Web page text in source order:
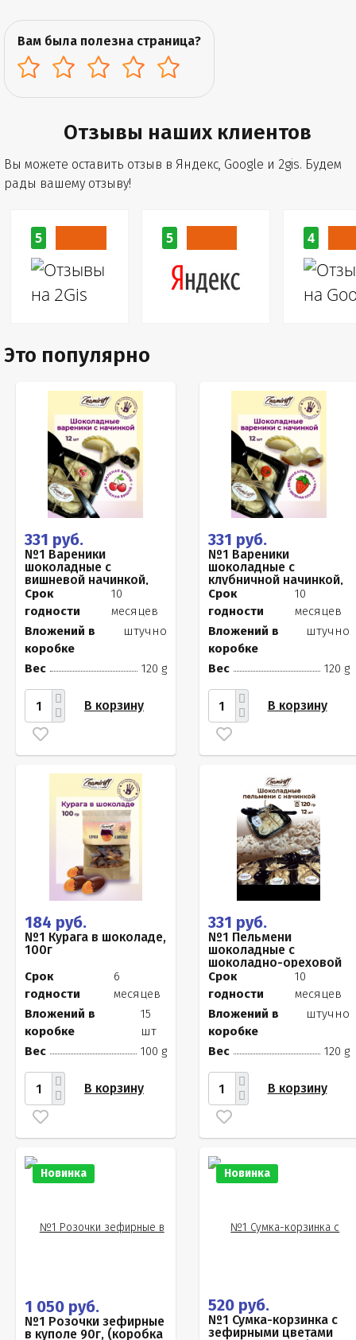
Вам была полезна страница?
Отзывы наших клиентов
Вы можете оставить отзыв в Яндекс, Google и 2gis. Будем
рады вашему отзыву!
5 5 4
Это популярно
331 руб.
№1 Вареники
шоколадные с
вишневой начинкой,
120г
Срок
годности
10
месяцев
Вложений в
коробке
штучно
Вес 120 g
В корзину
331 руб.
№1 Вареники
шоколадные с
клубничной начинкой,
120г
Срок
годности
10
месяцев
Вложений в
коробке
штучно
Вес 120 g
В корзину
184 руб.
№1 Курага в шоколаде,
100г
Срок
годности
6
месяцев
Вложений в
коробке
15
шт
Вес
100 g
В корзину
331 руб.
№1 Пельмени
шоколадные с
шоколадно-ореховой
начинкой, 120г
Срок
годности
10
месяцев
Вложений в
коробке
штучно
Вес 120 g
В корзину
Новинка
1 050 руб.
№1 Розочки зефирные
в куполе 90г, (коробка
Новинка
520 руб.
№1 Сумка-корзинка с
зефирными цветами